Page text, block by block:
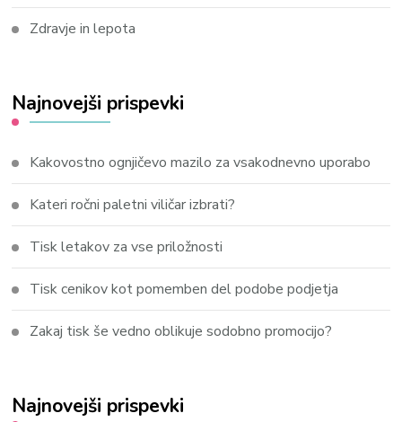
Zdravje in lepota
Najnovejši prispevki
Kakovostno ognjičevo mazilo za vsakodnevno uporabo
Kateri ročni paletni viličar izbrati?
Tisk letakov za vse priložnosti
Tisk cenikov kot pomemben del podobe podjetja
Zakaj tisk še vedno oblikuje sodobno promocijo?
Najnovejši prispevki